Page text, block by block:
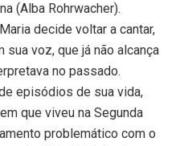
(Alba Rohrwacher).
decide voltar a cantar,
voz, que já não alcança
no passado.
episódios de sua vida,
que viveu na Segunda
problemático com o